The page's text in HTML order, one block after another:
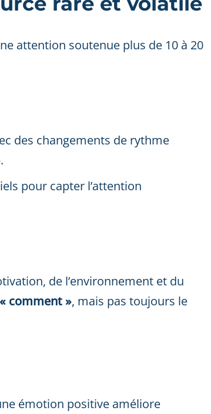
attention soutenue plus de 10 à 20
des changements de rythme
pour capter l’attention
de l’environnement et du
« comment », mais pas toujours le
émotion positive améliore